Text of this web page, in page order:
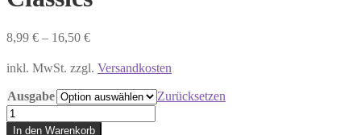
8,99 € – 16,50 €
inkl. MwSt. zzgl. Versandkosten
Ausgabe
Zurücksetzen
Akkordeon
Songbook
In den Warenkorb